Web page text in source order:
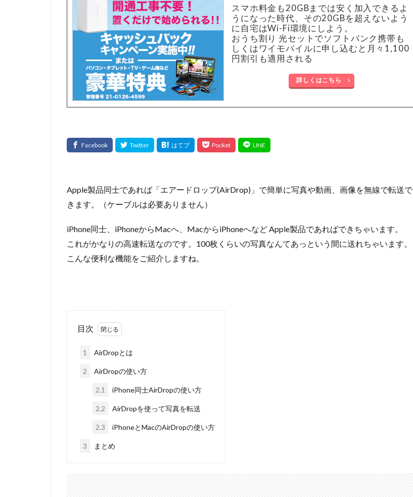
スマホ料金も20GBまでは安く加入できるよ
うになった時代、その20GBを超えないよう
に自宅はWi-Fi環境にしよう。
おうち割り 光セットでソフトバンク携帯も
しくはワイモバイルに申し込むと月々1,100
円割引も適用される
詳しくはこちら
Apple製品同士であれば「エアードロップ(AirDrop)」で簡単に写真や動画、画像を無線で転送で
きます。（ケーブルは必要ありません）
iPhone同士、iPhoneからMacへ、MacからiPhoneへなど Apple製品であればできちゃいます。
これがかなりの高速転送なのです。100枚くらいの写真なんてあっという間に送れちゃいます。
こんな便利な機能をご紹介しますね。
目次
1 AirDropとは
2 AirDropの使い方
2.1 iPhone同士AirDropの使い方
2.2 AirDropを使って写真を転送
2.3 iPhoneとMacのAirDropの使い方
3 まとめ